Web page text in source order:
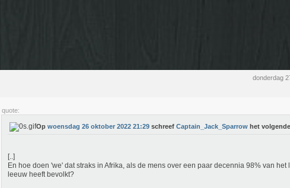
donderdag
quote:
Op woensdag 26 oktober 2022 21:29 schreef Captain_Jack_Sparrow het
[..]
En hoe doen 'we' dat straks in Afrika, als de mens over een paar decennia 98% van het
leeuw heeft bevolkt?